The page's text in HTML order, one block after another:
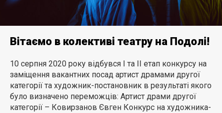
Вітаємо в колективі театру на Подолі!
10 серпня 2020 року відбувся І та ІІ етап конкурсу на
заміщення вакантних посад артист драмами другої
категорії та художник-постановник в результаті якого
було визначено переможців: Артист драми другої
категорії – Ковирзанов Євген Конкурс на художника-